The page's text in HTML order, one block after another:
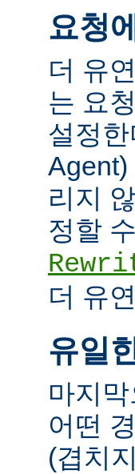
요청
더 유
는 요
설정
Agent)
리지
정할
더 유
유일
마지
어떤
(겹치